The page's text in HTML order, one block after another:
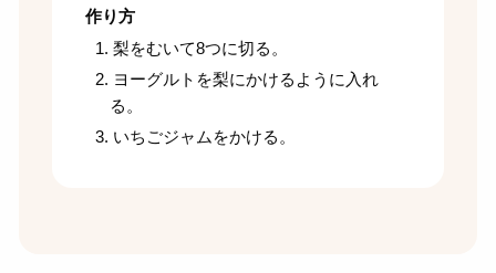
作り方
梨をむいて8つに切る。
ヨーグルトを梨にかけるように入れ
る。
いちごジャムをかける。